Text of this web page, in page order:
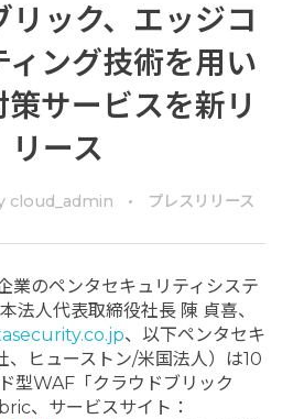
リック、エッジコ
ィング技術を用い
サービスを新リ
リース
cloud_admin プレスリリース
業のペンタセキュリティシステ
法人代表取締役社長 陳 貞喜、
、以下ペンタセキ
、ヒューストン/米国法人）は10
型WAF「クラウドブリック
、サービスサイト：